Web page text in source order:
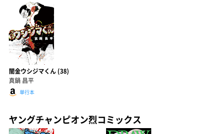
闇金ウシジマくん (38)
真鍋 昌平
単行本
ヤングチャンピオン烈コミックス